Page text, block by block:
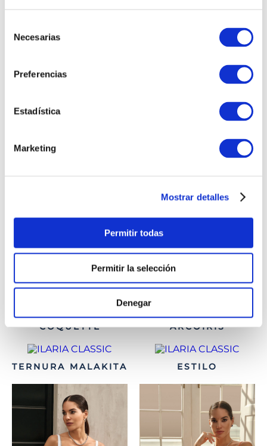
Necesarias
Preferencias
Estadística
Marketing
Mostrar detalles
Permitir todas
Permitir la selección
Denegar
RADIANTE
ENCANTO
COQUETTE ARCOÍRIS
TERNURA MALAKITA ESTILO